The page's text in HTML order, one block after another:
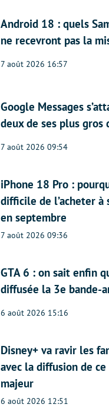
Android 18 : quels
ne recevront pas la
7 août 2026 16:57
Google Messages
deux de ses plus gros
7 août 2026 09:54
iPhone 18 Pro :
difficile de l’acheter à
en septembre
7 août 2026 09:36
GTA 6 : on sait enfin
diffusée la 3e bande-
6 août 2026 15:16
Disney+ va ravir les
avec la diffusion de
majeur
6 août 2026 12:51